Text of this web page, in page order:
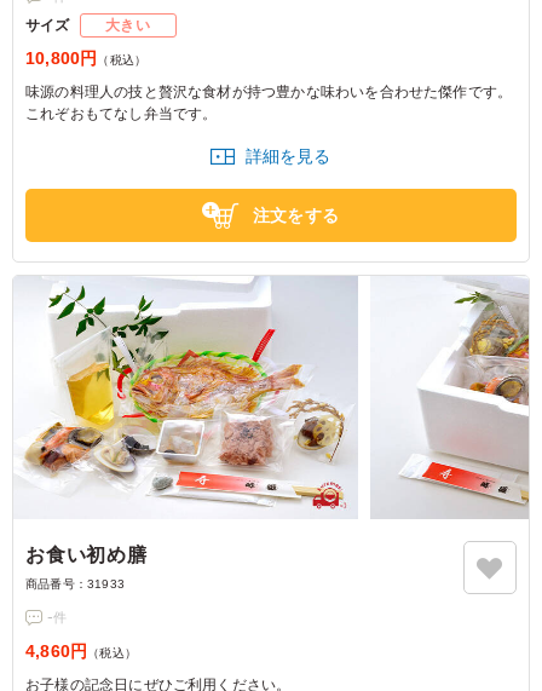
サイズ 大きい
10,800円 （税込）
味源の料理人の技と贅沢な食材が持つ豊かな味わいを合わせた傑作です。
これぞおもてなし弁当です。
詳細を見る
注文をする
お食い初め膳
商品番号： 31933
-件
4,860円 （税込）
お子様の記念日にぜひご利用ください。